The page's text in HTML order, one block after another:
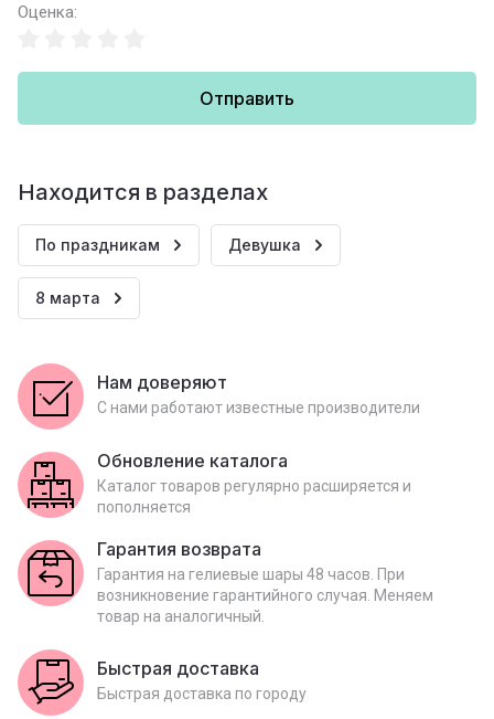
Оценка:
Отправить
Находится в разделах
По праздникам Девушка
8 марта
Нам доверяют
С нами работают известные производители
Обновление каталога
Каталог товаров регулярно расширяется и
пополняется
Гарантия возврата
Гарантия на гелиевые шары 48 часов. При
возникновение гарантийного случая. Меняем
товар на аналогичный.
Быстрая доставка
Быстрая доставка по городу